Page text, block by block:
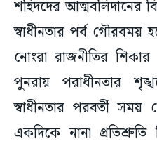
শহিদদের আত্মবলিদানের
স্বাধীনতার পর্ব গৌরবময়
নোংরা রাজনীতির
পুনরায় পরাধীনতার
স্বাধীনতার পরবর্তী
একদিকে নানা